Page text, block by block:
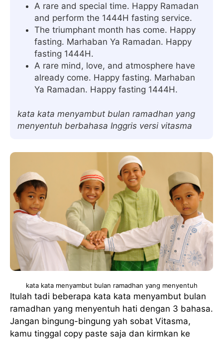
A rare and special time. Happy Ramadan
and perform the 1444H fasting service.
The triumphant month has come. Happy
fasting. Marhaban Ya Ramadan. Happy
fasting 1444H.
A rare mind, love, and atmosphere have
already come. Happy fasting. Marhaban
Ya Ramadan. Happy fasting 1444H.
kata kata menyambut bulan ramadhan yang
menyentuh berbahasa Inggris versi vitasma
kata kata menyambut bulan ramadhan yang menyentuh
Itulah tadi beberapa kata kata menyambut bulan
ramadhan yang menyentuh hati dengan 3 bahasa.
Jangan bingung-bingung yah sobat Vitasma,
kamu tinggal copy paste saja dan kirmkan ke